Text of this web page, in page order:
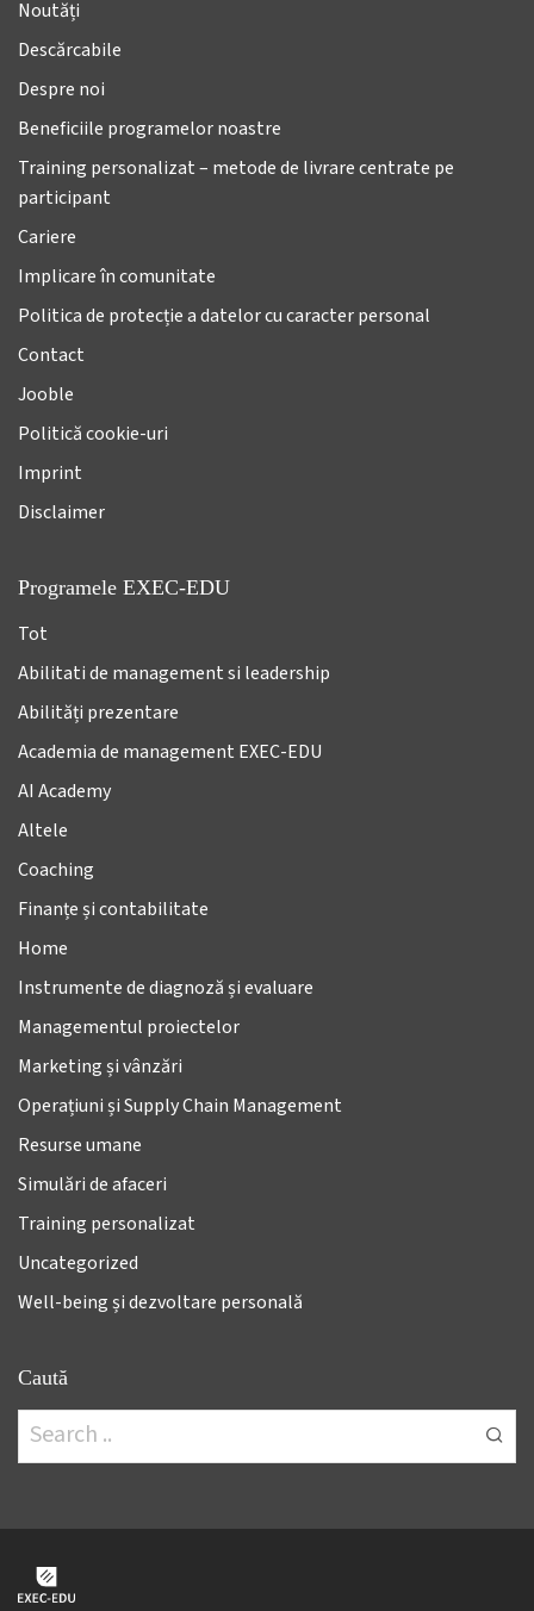
Noutăți
Descărcabile
Despre noi
Beneficiile programelor noastre
Training personalizat – metode de livrare centrate pe
participant
Cariere
Implicare în comunitate
Politica de protecție a datelor cu caracter personal
Contact
Jooble
Politică cookie-uri
Imprint
Disclaimer
Programele EXEC-EDU
Tot
Abilitati de management si leadership
Abilități prezentare
Academia de management EXEC-EDU
AI Academy
Altele
Coaching
Finanțe și contabilitate
Home
Instrumente de diagnoză și evaluare
Managementul proiectelor
Marketing și vânzări
Operațiuni și Supply Chain Management
Resurse umane
Simulări de afaceri
Training personalizat
Uncategorized
Well-being și dezvoltare personală
Caută